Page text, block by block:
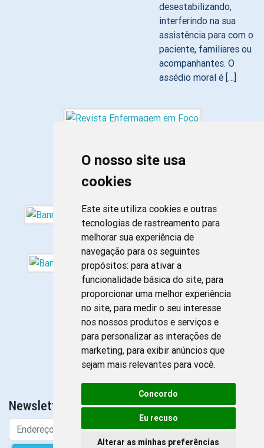
O nosso site usa
cookies
Este site utiliza cookies e outras
tecnologias de rastreamento para
melhorar sua experiência de
navegação para os seguintes
propósitos: para ativar a
funcionalidade básica do site, para
proporcionar uma melhor experiência
no site, para medir o seu interesse
nos nossos produtos e serviços e
para personalizar as interações de
marketing, para exibir anúncios que
sejam mais relevantes para você.
Concordo
Eu recuso
Alterar as minhas preferências
desestabilizando,
interferindo na sua
assistência para com o
paciente, familiares ou
acompanhantes. O
assédio moral é […]
Newsletter da Enfermagem